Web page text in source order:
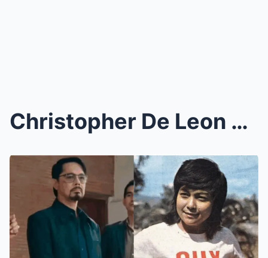
Christopher De Leon NAGBREAK DOWN sa BUROL ni Nora...